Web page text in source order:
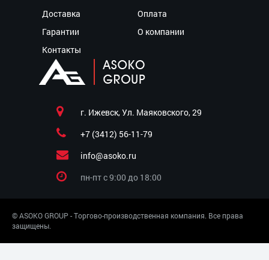
Доставка
Оплата
Гарантии
О компании
Контакты
г. Ижевск, Ул. Маяковского, 29
+7 (3412) 56-11-79
info@asoko.ru
пн-пт c 9:00 до 18:00
© ASOKO GROUP - Торгово-производственная компания. Все права
защищены.